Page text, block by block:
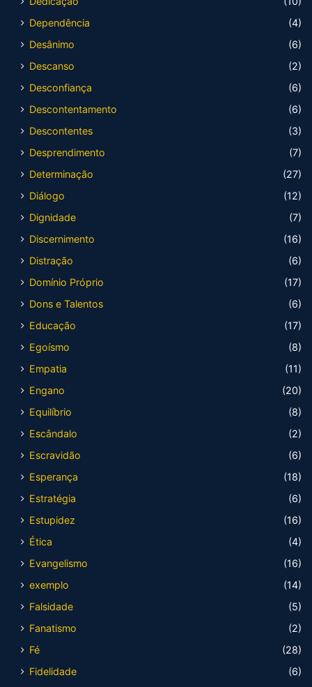
Dependência
(4)
Desânimo
(6)
Descanso
(2)
Desconfiança
(6)
Descontentamento
(6)
Descontentes
(3)
Desprendimento
(7)
Determinação
(27)
Diálogo
(12)
Dignidade
(7)
Discernimento
(16)
Distração
(6)
Domínio Próprio
(17)
Dons e Talentos
(6)
Educação
(17)
Egoísmo
(8)
Empatia
(11)
Engano
(20)
Equilíbrio
(8)
Escândalo
(2)
Escravidão
(6)
Esperança
(18)
Estratégia
(6)
Estupidez
(16)
Ética
(4)
Evangelismo
(16)
exemplo
(14)
Falsidade
(5)
Fanatismo
(2)
Fé
(28)
Fidelidade
(6)